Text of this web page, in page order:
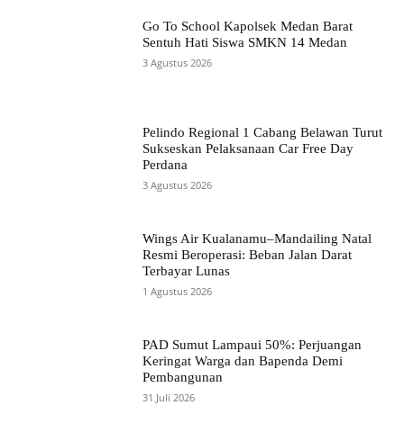
Go To School Kapolsek Medan Barat
Sentuh Hati Siswa SMKN 14 Medan
3 Agustus 2026
Pelindo Regional 1 Cabang Belawan Turut
Sukseskan Pelaksanaan Car Free Day
Perdana
3 Agustus 2026
Wings Air Kualanamu–Mandailing Natal
Resmi Beroperasi: Beban Jalan Darat
Terbayar Lunas
1 Agustus 2026
PAD Sumut Lampaui 50%: Perjuangan
Keringat Warga dan Bapenda Demi
Pembangunan
31 Juli 2026